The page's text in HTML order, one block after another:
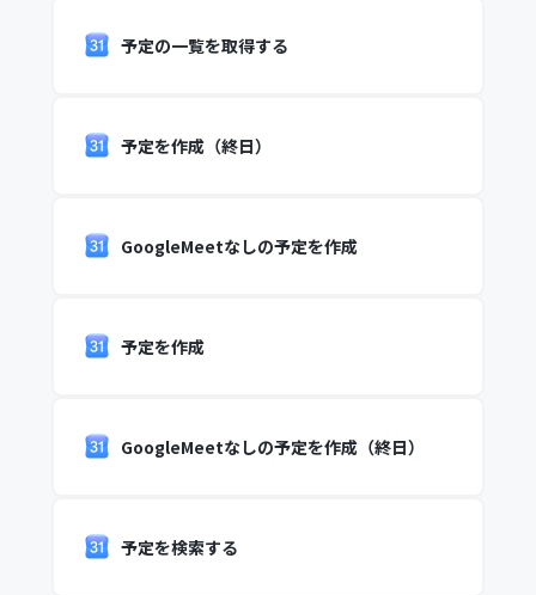
予定の一覧を取得する
予定を作成（終日）
GoogleMeetなしの予定を作成
予定を作成
GoogleMeetなしの予定を作成（終日）
予定を検索する